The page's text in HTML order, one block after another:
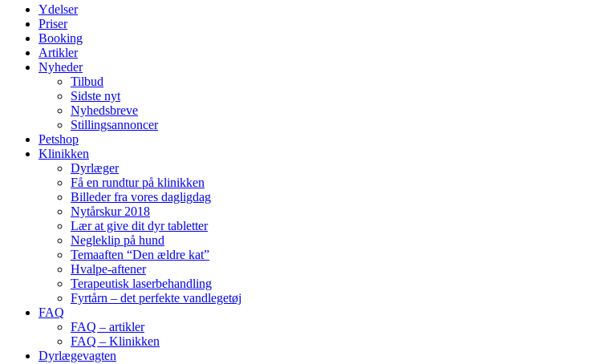
Ydelser
Priser
Booking
Artikler
Nyheder
Tilbud
Sidste nyt
Nyhedsbreve
Stillingsannoncer
Petshop
Klinikken
Dyrlæger
Få en rundtur på klinikken
Billeder fra vores dagligdag
Nytårskur 2018
Lær at give dit dyr tabletter
Negleklip på hund
Temaaften “Den ældre kat”
Hvalpe-aftener
Terapeutisk laserbehandling
Fyrtårn – det perfekte vandlegetøj
FAQ
FAQ – artikler
FAQ – Klinikken
Dyrlægevagten